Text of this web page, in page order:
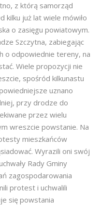
z którą samorząd
kilku już lat wiele mówiło
o zasięgu powiatowym.
Szczytna, zabiegając
o odpowiednie tereny, na
Wiele propozycji nie
spośród kilkunastu
uznano
przy drodze do
przez wielu
wreszcie powstanie. Na
mieszkańców
Wyrazili oni swój
Rady Gminy
zagospodarowania
protest i uchwalili
się powstania